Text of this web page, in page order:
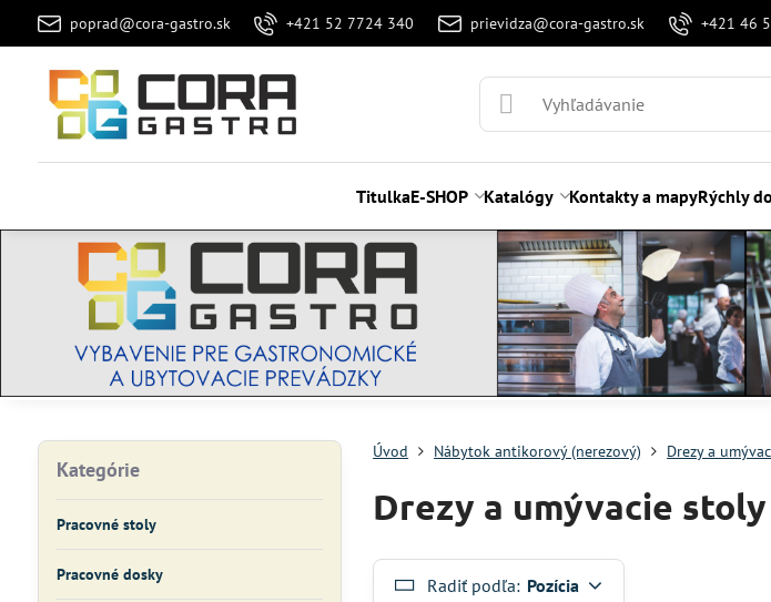
poprad@cora-gastro.sk +421 52 7724 340 prievidza@cora-gastro.sk +421 46
TitulkaE-SHOP Katalógy Kontakty a mapyRýchly
Úvod Nábytok antikorový (nerezový) Drezy a
Drezy a umývacie stoly
Radiť podľa: Pozícia
Kategórie
Pracovné stoly
Pracovné dosky